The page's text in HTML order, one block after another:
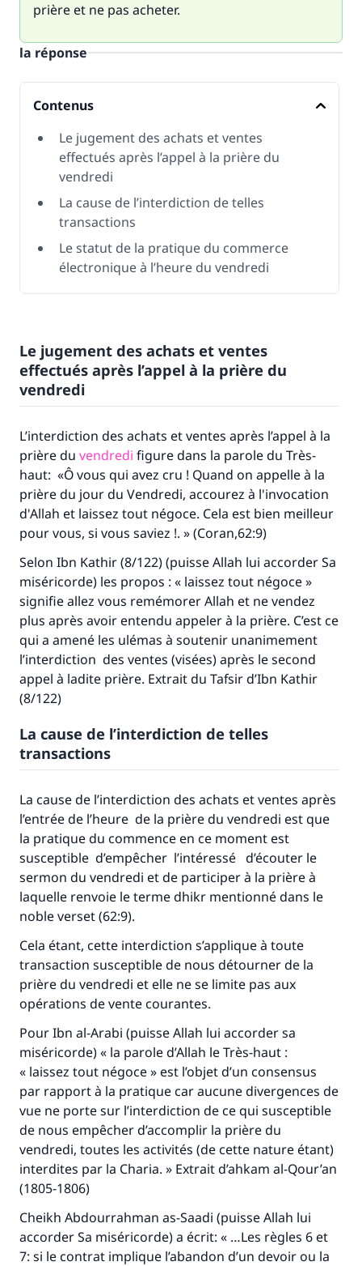
prière et ne pas acheter.
la réponse
Contenus
Le jugement des achats et ventes
effectués après l’appel à la prière du
vendredi
La cause de l’interdiction de telles
transactions
Le statut de la pratique du commerce
électronique à l’heure du vendredi
Le jugement des achats et ventes
effectués après l’appel à la prière du
vendredi
L’interdiction des achats et ventes après l’appel à la
prière du vendredi figure dans la parole du Très-
haut: «Ô vous qui avez cru ! Quand on appelle à la
prière du jour du Vendredi, accourez à l'invocation
d'Allah et laissez tout négoce. Cela est bien meilleur
pour vous, si vous saviez !. » (Coran,62:9)
Selon Ibn Kathir (8/122) (puisse Allah lui accorder Sa
miséricorde) les propos : « laissez tout négoce »
signifie allez vous remémorer Allah et ne vendez
plus après avoir entendu appeler à la prière. C’est ce
qui a amené les ulémas à soutenir unanimement
l’interdiction des ventes (visées) après le second
appel à ladite prière. Extrait du Tafsir d’Ibn Kathir
(8/122)
La cause de l’interdiction de telles
transactions
La cause de l’interdiction des achats et ventes après
l’entrée de l’heure de la prière du vendredi est que
la pratique du commence en ce moment est
susceptible d’empêcher l’intéressé d’écouter le
sermon du vendredi et de participer à la prière à
laquelle renvoie le terme dhikr mentionné dans le
noble verset (62:9).
Cela étant, cette interdiction s’applique à toute
transaction susceptible de nous détourner de la
prière du vendredi et elle ne se limite pas aux
opérations de vente courantes.
Pour Ibn al-Arabi (puisse Allah lui accorder sa
miséricorde) « la parole d’Allah le Très-haut :
« laissez tout négoce » est l’objet d’un consensus
par rapport à la pratique car aucune divergences de
vue ne porte sur l’interdiction de ce qui susceptible
de nous empêcher d’accomplir la prière du
vendredi, toutes les activités (de cette nature étant)
interdites par la Charia. » Extrait d’ahkam al-Qour’an
(1805-1806)
Cheikh Abdourrahman as-Saadi (puisse Allah lui
accorder Sa miséricorde) a écrit: « …Les règles 6 et
7: si le contrat implique l’abandon d’un devoir ou la
millions de personnes grâce à votre
contribution
Aidez nous à apporter des réponses.
Le Messager d'Allah (Paix sur lui) a dit:
"Celui qui indique une bonne action obtient la
même récompense que celui qui le fait."
(MOUSLIM 1893)
Soutenez IslamQA